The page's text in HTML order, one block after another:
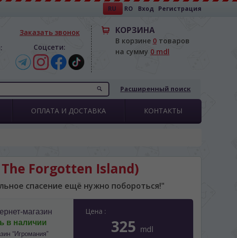
RU RO Вход Регистрация
Заказать звонок
Соцсети:
КОРЗИНА
В корзине 0товаров
на сумму 0 mdl
Расширенный поиск
ОПЛАТА И ДОСТАВКА КОНТАКТЫ
The Forgotten Island)
спасение ещё нужно побороться!"
Цена :
325 mdl
магазин
в наличии
“Игромания”